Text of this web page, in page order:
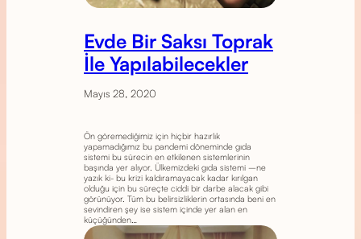
Evde Bir Saksı Toprak
İle Yapılabilecekler
Mayıs 28, 2020
Ön göremediğimiz için hiçbir hazırlık
yapamadığımız bu pandemi döneminde gıda
sistemi bu sürecin en etkilenen sistemlerinin
başında yer alıyor. Ülkemizdeki gıda sistemi –ne
yazık ki- bu krizi kaldıramayacak kadar kırılgan
olduğu için bu süreçte ciddi bir darbe alacak gibi
görünüyor. Tüm bu belirsizliklerin ortasında beni en
sevindiren şey ise sistem içinde yer alan en
küçüğünden…